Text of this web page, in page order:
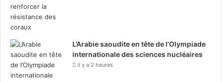
n
s
c
a
d
L’Arabie saoudite en tête de l’Olympiade
internationale des sciences nucléaires
il y a 2 heures